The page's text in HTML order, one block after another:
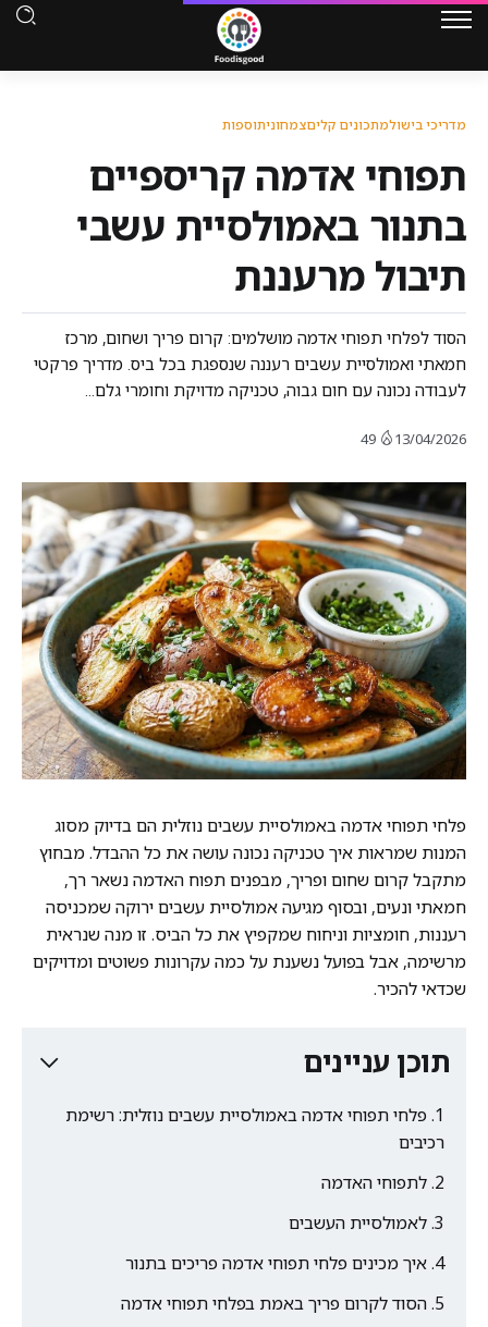
מדריכי בישולמתכונים קליםצמחוניתוספות
תפוחי אדמה קריספיים
בתנור באמולסיית עשבי
תיבול מרעננת
הסוד לפלחי תפוחי אדמה מושלמים: קרום פריך ושחום, מרכז
חמאתי ואמולסיית עשבים רעננה שנספגת בכל ביס. מדריך פרקטי
לעבודה נכונה עם חום גבוה, טכניקה מדויקת וחומרי גלם...
13/04/2026
49
פלחי תפוחי אדמה באמולסיית עשבים נוזלית הם בדיוק מסוג
המנות שמראות איך טכניקה נכונה עושה את כל ההבדל. מבחוץ
מתקבל קרום שחום ופריך, מבפנים תפוח האדמה נשאר רך,
חמאתי ונעים, ובסוף מגיעה אמולסיית עשבים ירוקה שמכניסה
רעננות, חומציות וניחוח שמקפיץ את כל הביס. זו מנה שנראית
מרשימה, אבל בפועל נשענת על כמה עקרונות פשוטים ומדויקים
שכדאי להכיר.
תוכן עניינים
פלחי תפוחי אדמה באמולסיית עשבים נוזלית: רשימת
רכיבים
לתפוחי האדמה
לאמולסיית העשבים
איך מכינים פלחי תפוחי אדמה פריכים בתנור
הסוד לקרום פריך באמת בפלחי תפוחי אדמה